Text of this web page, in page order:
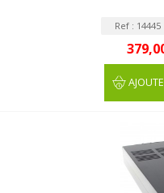
Ref : 14445